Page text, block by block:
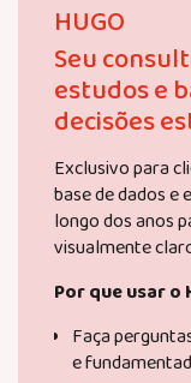
HUGO
Seu
estudos e
decisões
Exclusivo para
base de dados e
longo dos anos
visualmente
Por que usar o
Faça
e